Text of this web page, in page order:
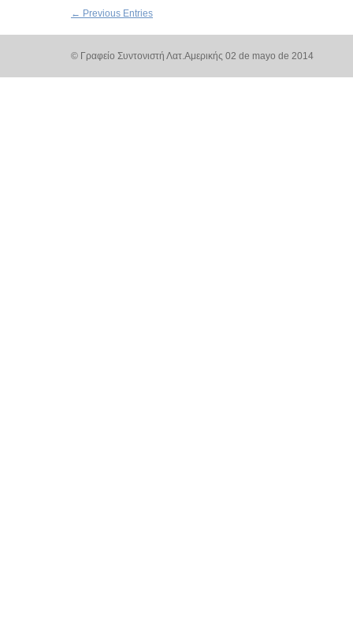
← Previous Entries
© Γραφείο Συντονιστή Λατ.Αμερικής 02 de mayo de 2014